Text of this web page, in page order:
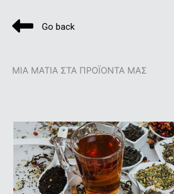
Go back
ΜΙΑ ΜΑΤΙΑ ΣΤΑ ΠΡΟΪΟΝΤΑ ΜΑΣ